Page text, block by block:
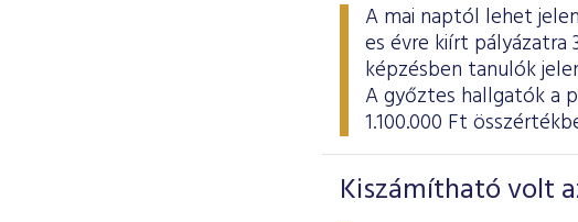
A mai naptól lehet
es évre kiírt pályázatra
képzésben tanulók
A győztes hallgatók a
1.100.000 Ft
Kiszámítható volt